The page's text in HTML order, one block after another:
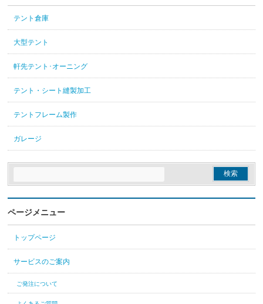
テント倉庫
大型テント
軒先テント･オーニング
テント・シート縫製加工
テントフレーム製作
ガレージ
ページメニュー
トップページ
サービスのご案内
ご発注について